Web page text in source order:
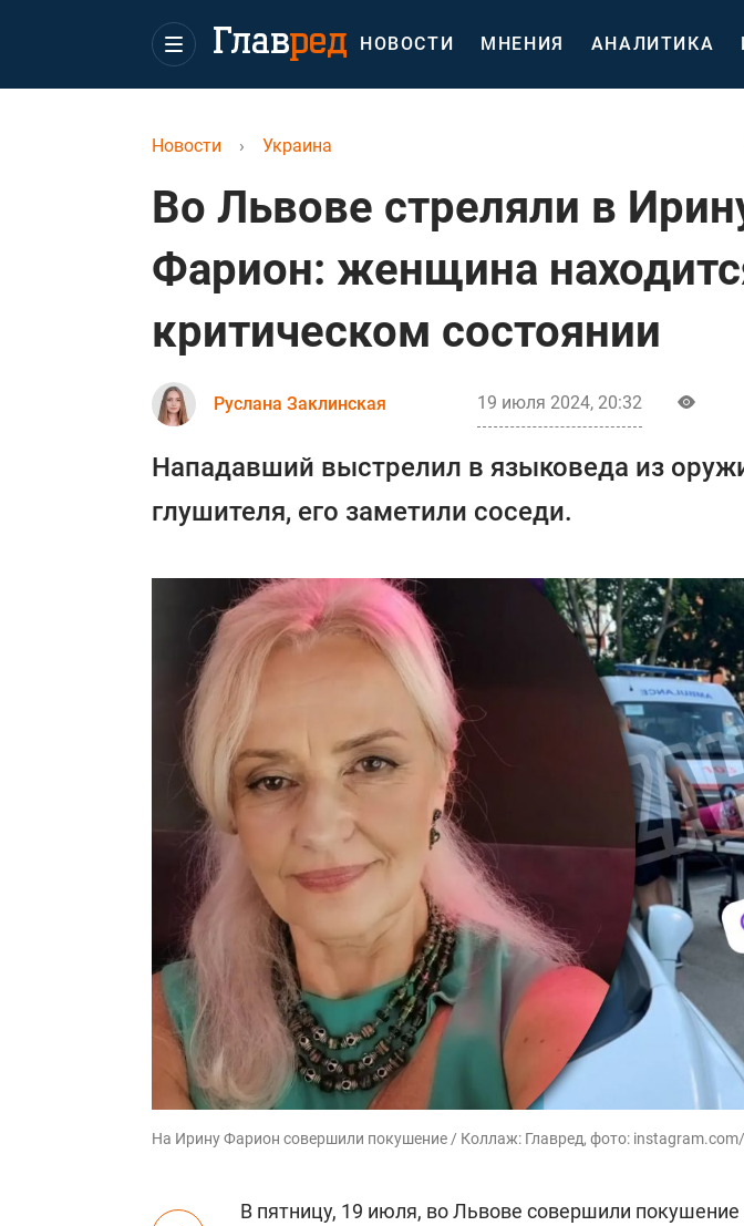
НОВОСТИ МНЕНИЯ АНАЛИТИКА
Новости › Украина
Во Львове стреляли в
Фарион: женщина
критическом состоянии
Руслана Заклинская 19 июля 2024, 20:32
Нападавший выстрелил в языковеда из
глушителя, его заметили соседи.
На Ирину Фарион совершили покушение / Коллаж: Главред, фото:
В пятницу, 19 июля, во Львове совершили